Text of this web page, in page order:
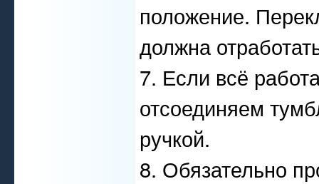
положение.
должна
7. Если всё
отсоединяем
ручкой.
8. Обязательно